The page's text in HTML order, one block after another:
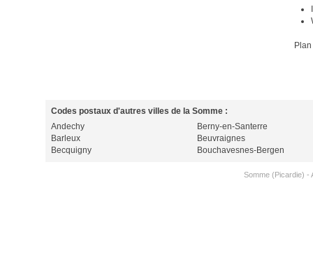
Codes postaux d'autres villes de la Somme :
Andechy
Barleux
Becquigny
Berny-en-Santerre
Beuvraignes
Bouchavesnes-Bergen
Somme (Picardie) -